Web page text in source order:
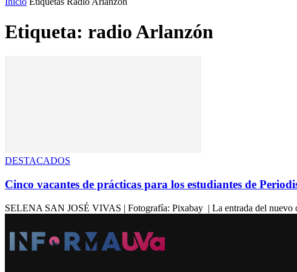
Etiqueta: radio Arlanzón
DESTACADOS
Cinco vacantes de prácticas para los estudiantes de
SELENA SAN JOSÉ VIVAS | Fotografía: Pixabay | La entrada del nuevo